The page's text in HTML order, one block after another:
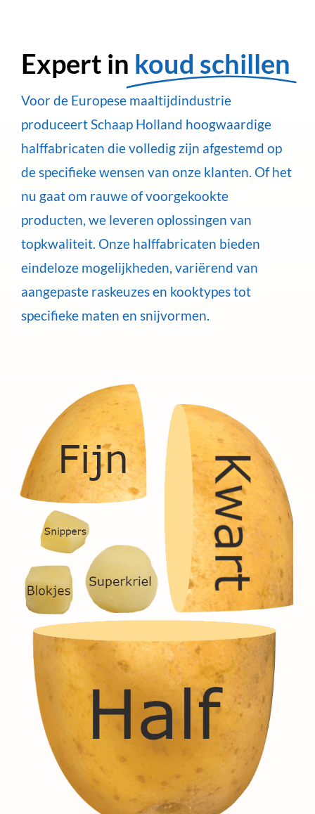
Expert in koud schillen
Voor de Europese maaltijdindustrie
produceert Schaap Holland hoogwaardige
halffabricaten die volledig zijn afgestemd op
de specifieke wensen van onze klanten. Of het
nu gaat om rauwe of voorgekookte
producten, we leveren oplossingen van
topkwaliteit. Onze halffabricaten bieden
eindeloze mogelijkheden, variërend van
aangepaste raskeuzes en kooktypes tot
specifieke maten en snijvormen.